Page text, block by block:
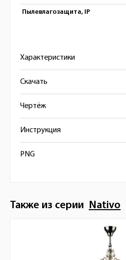
Пылевлагозащита, IP
Характеристики
Скачать
Чертёж
Инструкция
PNG
Также из серии Nativo